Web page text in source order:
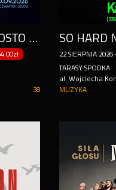
GEORGE DYER BLUES PROSTO Z USA
38
22 SIERPNIA 2026
TARASY SPODKA
al. Wojciecha
MUZYKA